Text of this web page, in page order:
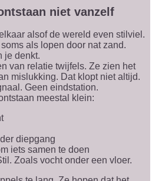
niet vanzelf
alsof de wereld even stilviel.
als lopen door nat zand.
je denkt.
van relatie twijfels. Ze zien het
mislukking. Dat klopt niet altijd.
Geen eindstation.
meestal klein:
diepgang
iets samen te doen
Zoals vocht onder een vloer.